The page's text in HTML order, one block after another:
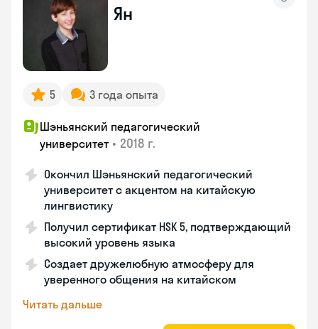
Ян
5 3 года опыта
Шэньянский педагогический
университет • 2018 г.
Окончил Шэньянский педагогический
университет с акцентом на китайскую
лингвистику
Получил сертификат HSK 5, подтверждающий
высокий уровень языка
Создает дружелюбную атмосферу для
уверенного общения на китайском
Читать дальше